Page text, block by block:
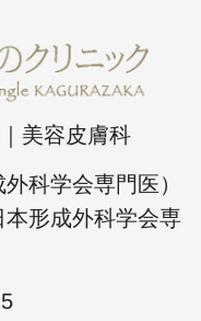
美容皮膚科
科学会専門医）
形成外科学会専